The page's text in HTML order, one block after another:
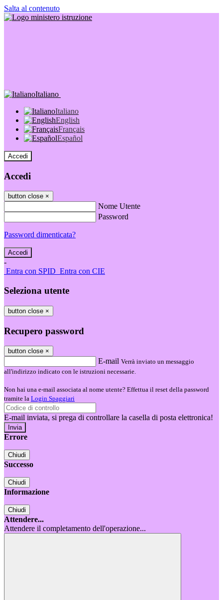
Salta al contenuto
Italiano
Italiano
English
Français
Español
Accedi
Accedi
button close ×
Nome Utente
Password
Password dimenticata?
-
Entra con SPID Entra con CIE
Seleziona utente
button close ×
Recupero password
button close ×
E-mail Verrà inviato un messaggio
all'indirizzo indicato con le istruzioni necessarie.
Non hai una e-mail associata al nome utente? Effettua il reset della password
tramite la Login Spaggiari
E-mail inviata, si prega di controllare la casella di posta elettronica!
Errore
Chiudi
Successo
Chiudi
Informazione
Chiudi
Attendere...
Attendere il completamento dell'operazione...